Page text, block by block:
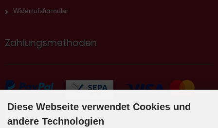
Widerrufsformular
Zahlungsmethoden
Diese Webseite verwendet Cookies und
andere Technologien